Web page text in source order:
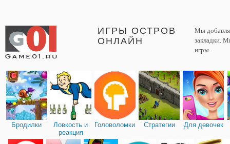
ИГРЫ ОСТРОВ
ОНЛАЙН
Мы
закладки.
игры.
Бродилки
Ловкость и
реакция
Головоломки Стратегии Для девочек